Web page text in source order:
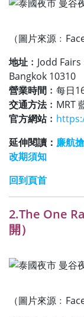
（圖片來源
地址﹕ Jodd
Bangkok 10310
營業時間﹕ 每日
交通方法﹕ MRT
官方網站﹕
延伸閱讀： 廉航
改期須知
回到頁首
2.The One
開）
（圖片來源